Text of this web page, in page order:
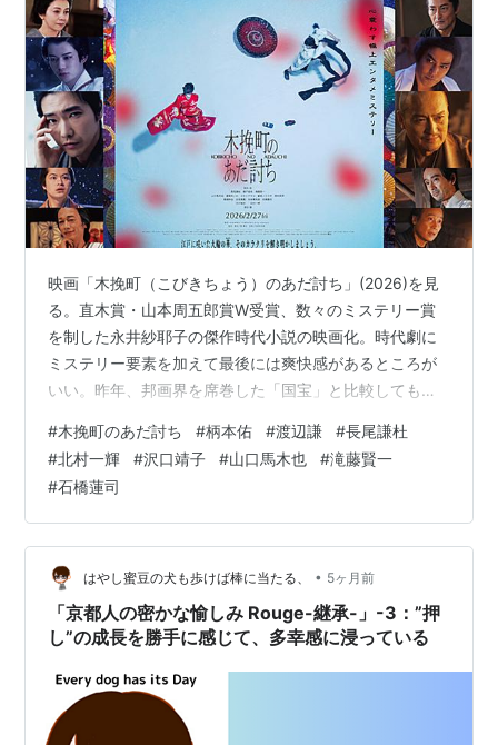
映画「木挽町（こびきちょう）のあだ討ち」(2026)を見
る。直木賞・山本周五郎賞W受賞、数々のミステリー賞
を制した永井紗耶子の傑作時代小説の映画化。時代劇に
ミステリー要素を加えて最後には爽快感があるところが
いい。昨年、邦画界を席巻した「国宝」と比較してもそ
読みにくく覚えにくいのが玉に瑕（笑）。 舞台となる芝
居小屋「森田座」の立作者（たてさくしゃ、狂言作者の
ことで現在の演出家で芝居小屋の支配人）を渡辺謙が演
じ、しかも役柄が”黒幕”であることなどから「国宝」同様
に重厚さが増している。ちなみに渡辺謙が映画出演を決
める基準は「面白いか面白くないか」だそ…
#木挽町のあだ討ち #柄本佑 #渡辺謙 #長尾謙杜
#北村一輝 #沢口靖子 #山口馬木也 #滝藤賢一
#石橋蓮司
はやし蜜豆の犬も歩けば棒に当たる、 • 5ヶ月前
「京都人の密かな愉しみ Rouge-継承-」-3：”押
し”の成長を勝手に感じて、多幸感に浸っている